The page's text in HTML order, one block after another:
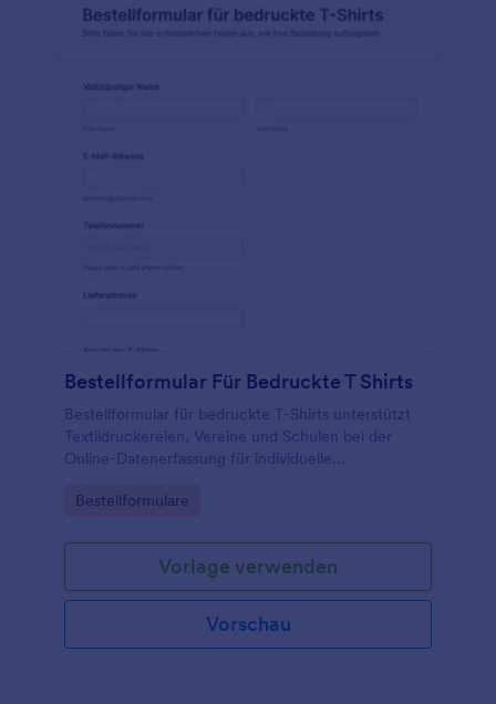
Bestellformular Für Bedruckte T Shirts
Bestellformular für bedruckte T-Shirts unterstützt
Textildruckereien, Vereine und Schulen bei der
Online-Datenerfassung für individuelle
übersichtliche Formularantworten.
Go to Category:
Bestellformulare
Vorlage verwenden
Vorschau